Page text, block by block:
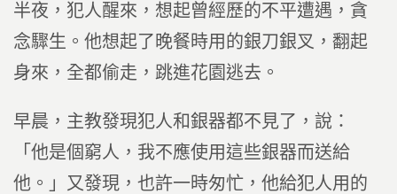
半夜，犯人醒來，想起曾經歷的不平遭遇，貪
念驟生。他想起了晚餐時用的銀刀銀叉，翻起
身來，全都偷走，跳進花園逃去。
早晨，主教發現犯人和銀器都不見了，說：
「他是個窮人，我不應使用這些銀器而送給
他。」又發現，也許一時匆忙，他給犯人用的